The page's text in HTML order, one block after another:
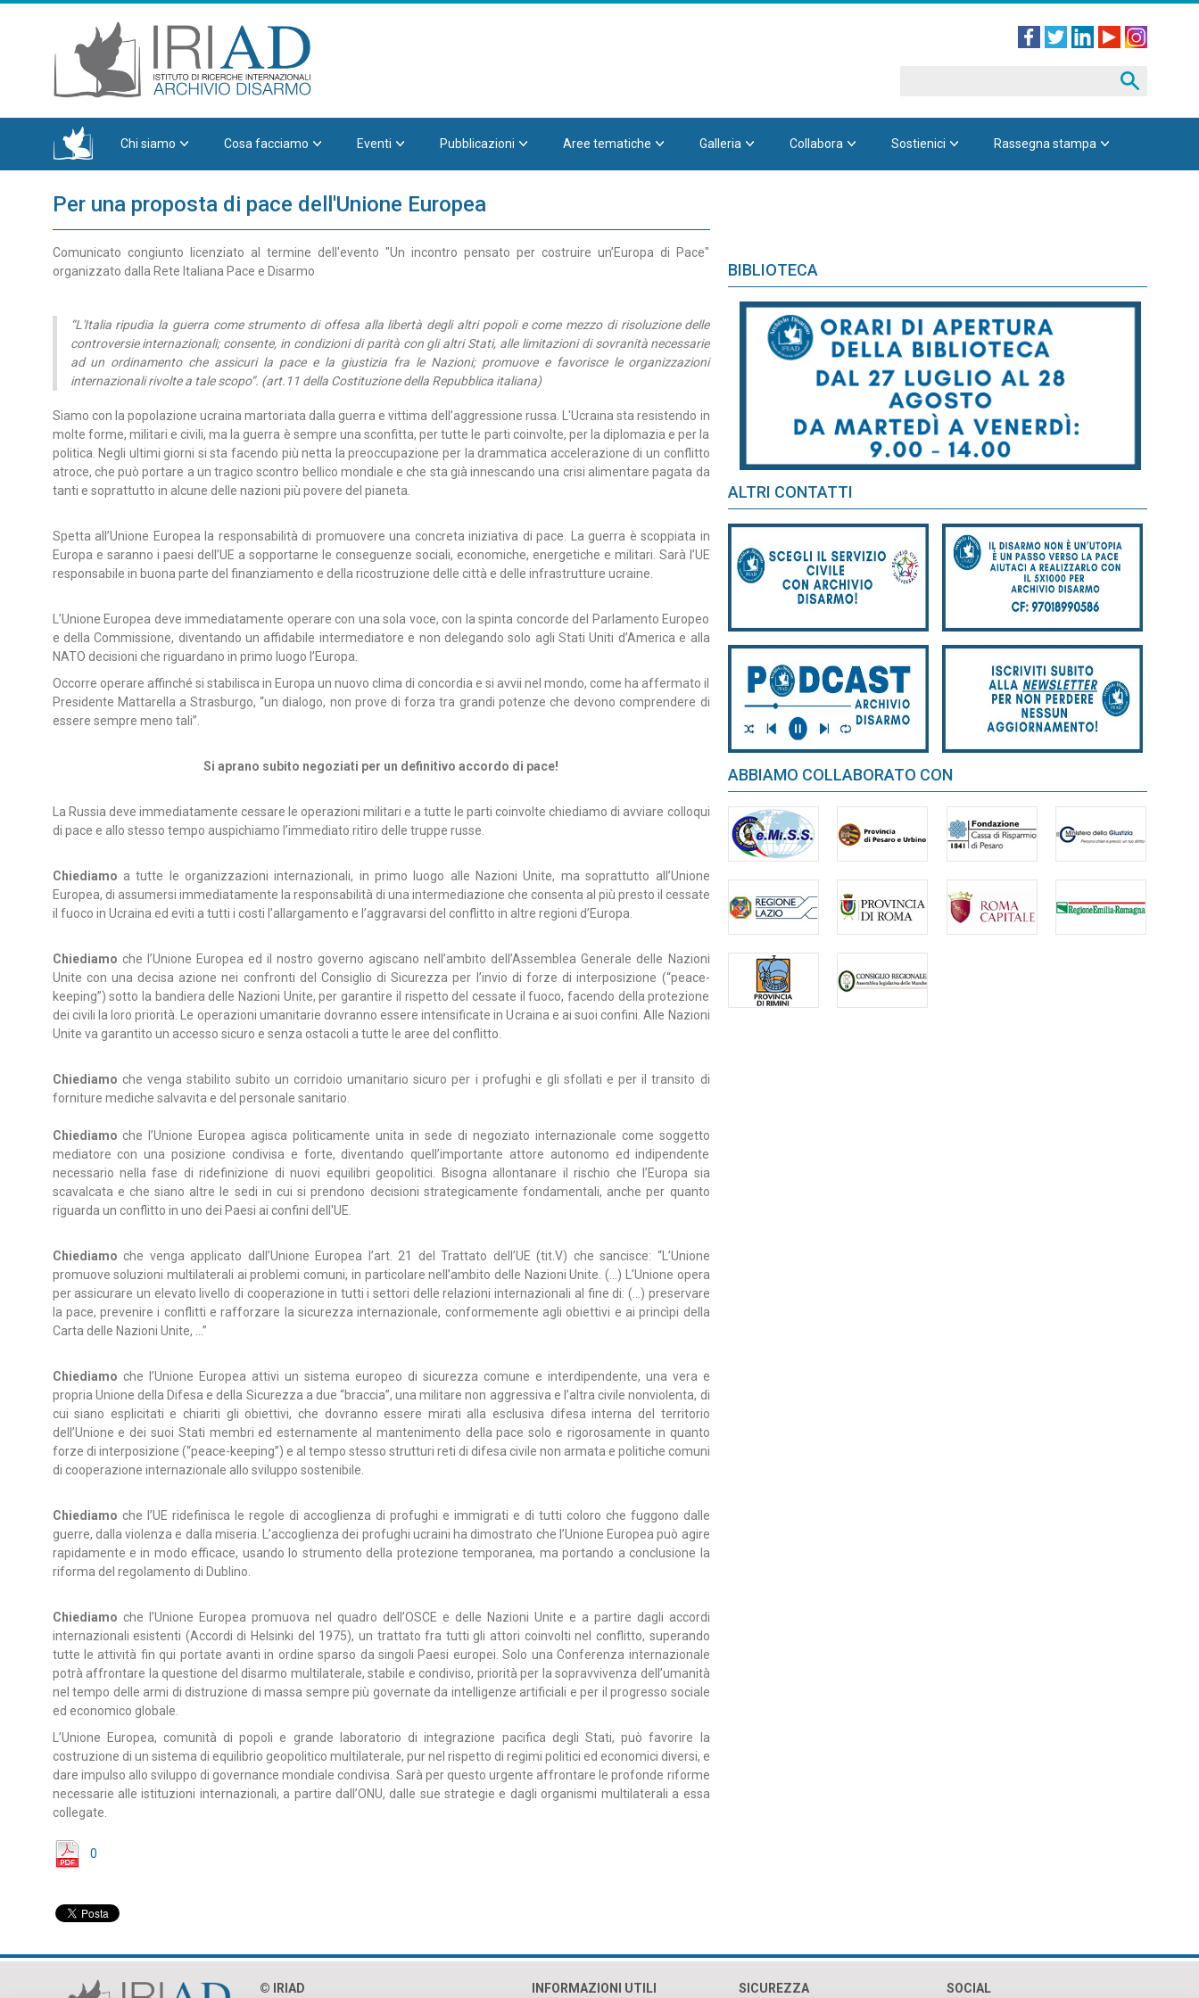
Chi siamo Cosa facciamo Eventi Pubblicazioni Aree tematiche Galleria Collabora Sostienici Rassegna stampa
Per una proposta di pace dell'Unione Europea
Comunicato congiunto licenziato al termine dell'evento "Un incontro pensato per costruire un’Europa di Pace"
organizzato dalla Rete Italiana Pace e Disarmo
“L'Italia ripudia la guerra come strumento di offesa alla libertà degli altri popoli e come mezzo di risoluzione delle
controversie internazionali; consente, in condizioni di parità con gli altri Stati, alle limitazioni di sovranità necessarie
ad un ordinamento che assicuri la pace e la giustizia fra le Nazioni; promuove e favorisce le organizzazioni
internazionali rivolte a tale scopo”. (art.11 della Costituzione della Repubblica italiana)
Siamo con la popolazione ucraina martoriata dalla guerra e vittima dell’aggressione russa. L'Ucraina sta resistendo in
molte forme, militari e civili, ma la guerra è sempre una sconfitta, per tutte le parti coinvolte, per la diplomazia e per la
politica. Negli ultimi giorni si sta facendo più netta la preoccupazione per la drammatica accelerazione di un conflitto
atroce, che può portare a un tragico scontro bellico mondiale e che sta già innescando una crisi alimentare pagata da
tanti e soprattutto in alcune delle nazioni più povere del pianeta.
Spetta all’Unione Europea la responsabilità di promuovere una concreta iniziativa di pace. La guerra è scoppiata in
Europa e saranno i paesi dell’UE a sopportarne le conseguenze sociali, economiche, energetiche e militari. Sarà l’UE
responsabile in buona parte del finanziamento e della ricostruzione delle città e delle infrastrutture ucraine.
L’Unione Europea deve immediatamente operare con una sola voce, con la spinta concorde del Parlamento Europeo
e della Commissione, diventando un affidabile intermediatore e non delegando solo agli Stati Uniti d’America e alla
NATO decisioni che riguardano in primo luogo l’Europa.
Occorre operare affinché si stabilisca in Europa un nuovo clima di concordia e si avvii nel mondo, come ha affermato il
Presidente Mattarella a Strasburgo, “un dialogo, non prove di forza tra grandi potenze che devono comprendere di
essere sempre meno tali”.
Si aprano subito negoziati per un definitivo accordo di pace!
La Russia deve immediatamente cessare le operazioni militari e a tutte le parti coinvolte chiediamo di avviare colloqui
di pace e allo stesso tempo auspichiamo l’immediato ritiro delle truppe russe.
Chiediamo a tutte le organizzazioni internazionali, in primo luogo alle Nazioni Unite, ma soprattutto all’Unione
Europea, di assumersi immediatamente la responsabilità di una intermediazione che consenta al più presto il cessate
il fuoco in Ucraina ed eviti a tutti i costi l’allargamento e l’aggravarsi del conflitto in altre regioni d’Europa.
Chiediamo che l’Unione Europea ed il nostro governo agiscano nell’ambito dell’Assemblea Generale delle Nazioni
Unite con una decisa azione nei confronti del Consiglio di Sicurezza per l’invio di forze di interposizione (“peace-
keeping”) sotto la bandiera delle Nazioni Unite, per garantire il rispetto del cessate il fuoco, facendo della protezione
dei civili la loro priorità. Le operazioni umanitarie dovranno essere intensificate in Ucraina e ai suoi confini. Alle Nazioni
Unite va garantito un accesso sicuro e senza ostacoli a tutte le aree del conflitto.
Chiediamo che venga stabilito subito un corridoio umanitario sicuro per i profughi e gli sfollati e per il transito di
forniture mediche salvavita e del personale sanitario.
Chiediamo che l’Unione Europea agisca politicamente unita in sede di negoziato internazionale come soggetto
mediatore con una posizione condivisa e forte, diventando quell’importante attore autonomo ed indipendente
necessario nella fase di ridefinizione di nuovi equilibri geopolitici. Bisogna allontanare il rischio che l’Europa sia
scavalcata e che siano altre le sedi in cui si prendono decisioni strategicamente fondamentali, anche per quanto
riguarda un conflitto in uno dei Paesi ai confini dell'UE.
Chiediamo che venga applicato dall’Unione Europea l’art. 21 del Trattato dell’UE (tit.V) che sancisce: “L’Unione
promuove soluzioni multilaterali ai problemi comuni, in particolare nell’ambito delle Nazioni Unite. (...) L’Unione opera
per assicurare un elevato livello di cooperazione in tutti i settori delle relazioni internazionali al fine di: (...) preservare
la pace, prevenire i conflitti e rafforzare la sicurezza internazionale, conformemente agli obiettivi e ai princìpi della
Carta delle Nazioni Unite, ...”
Chiediamo che l’Unione Europea attivi un sistema europeo di sicurezza comune e interdipendente, una vera e
propria Unione della Difesa e della Sicurezza a due “braccia”, una militare non aggressiva e l’altra civile nonviolenta, di
cui siano esplicitati e chiariti gli obiettivi, che dovranno essere mirati alla esclusiva difesa interna del territorio
dell’Unione e dei suoi Stati membri ed esternamente al mantenimento della pace solo e rigorosamente in quanto
forze di interposizione (“peace-keeping”) e al tempo stesso strutturi reti di difesa civile non armata e politiche comuni
di cooperazione internazionale allo sviluppo sostenibile.
Chiediamo che l’UE ridefinisca le regole di accoglienza di profughi e immigrati e di tutti coloro che fuggono dalle
guerre, dalla violenza e dalla miseria. L’accoglienza dei profughi ucraini ha dimostrato che l’Unione Europea può agire
rapidamente e in modo efficace, usando lo strumento della protezione temporanea, ma portando a conclusione la
riforma del regolamento di Dublino.
Chiediamo che l’Unione Europea promuova nel quadro dell’OSCE e delle Nazioni Unite e a partire dagli accordi
internazionali esistenti (Accordi di Helsinki del 1975), un trattato fra tutti gli attori coinvolti nel conflitto, superando
tutte le attività fin qui portate avanti in ordine sparso da singoli Paesi europei. Solo una Conferenza internazionale
potrà affrontare la questione del disarmo multilaterale, stabile e condiviso, priorità per la sopravvivenza dell’umanità
nel tempo delle armi di distruzione di massa sempre più governate da intelligenze artificiali e per il progresso sociale
ed economico globale.
L’Unione Europea, comunità di popoli e grande laboratorio di integrazione pacifica degli Stati, può favorire la
costruzione di un sistema di equilibrio geopolitico multilaterale, pur nel rispetto di regimi politici ed economici diversi, e
dare impulso allo sviluppo di governance mondiale condivisa. Sarà per questo urgente affrontare le profonde riforme
necessarie alle istituzioni internazionali, a partire dall’ONU, dalle sue strategie e dagli organismi multilaterali a essa
collegate.
0
BIBLIOTECA
ALTRI CONTATTI
ABBIAMO COLLABORATO CON
© IRIAD‎ INFORMAZIONI UTILI SICUREZZA SOCIAL